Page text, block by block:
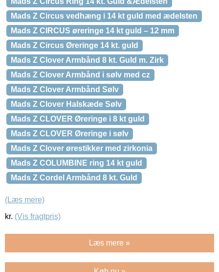
Mads Z Circus vedhæng i 14 kt guld med ædelsten
Mads Z CIRCUS øreringe 14 kt guld – 12 mm
Mads Z Circus Øreringe 14 kt. guld
Mads Z Clover Armbånd 8 kt. Guld m. Zirk
Mads Z Clover Armbånd i sølv med cz
Mads Z Clover Armbånd Sølv
Mads Z Clover Halskæde Sølv
Mads Z CLOVER Øreringe i 8 kt guld
Mads Z CLOVER Øreringe i sølv
Mads Z Clover ørestikker med zirkonia
Mads Z COLUMBINE ring 14 kt guld
Mads Z Cordel Armbånd 8 kt. Guld
(Læs mere)
kr. (Vis fragtpris)
Læs mere »